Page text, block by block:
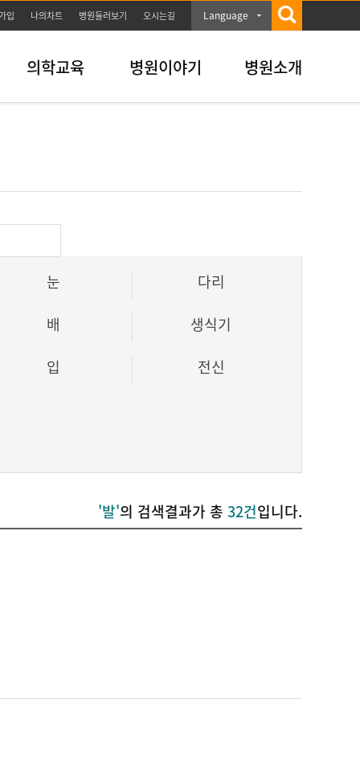
입 나의차트 병원둘러보기 오시는길 Language
의학교육 병원이야기 병원소개
눈
다리
배
생식기
입
전신
'발'의 검색결과가 총 32건입니다.